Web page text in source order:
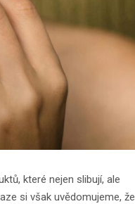
které nejen slibují, ale
si však uvědomujeme, že